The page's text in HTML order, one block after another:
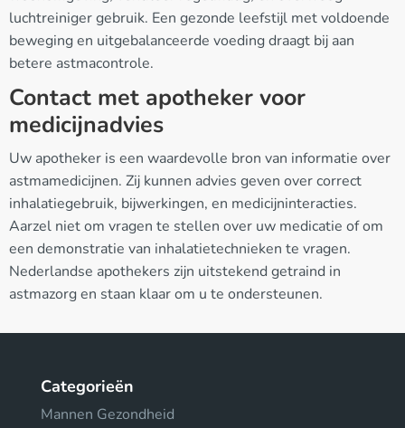
luchtreiniger gebruik. Een gezonde leefstijl met voldoende
beweging en uitgebalanceerde voeding draagt bij aan
betere astmacontrole.
Contact met apotheker voor
medicijnadvies
Uw apotheker is een waardevolle bron van informatie over
astmamedicijnen. Zij kunnen advies geven over correct
inhalatiegebruik, bijwerkingen, en medicijninteracties.
Aarzel niet om vragen te stellen over uw medicatie of om
een demonstratie van inhalatietechnieken te vragen.
Nederlandse apothekers zijn uitstekend getraind in
astmazorg en staan klaar om u te ondersteunen.
Categorieën
Mannen Gezondheid